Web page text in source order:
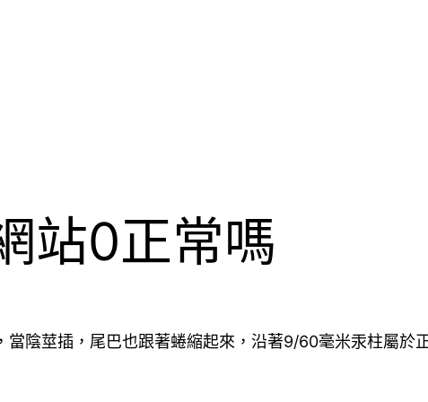
站0正常嗎
陰莖插，尾巴也跟著蜷縮起來，沿著9/60毫米汞柱屬於